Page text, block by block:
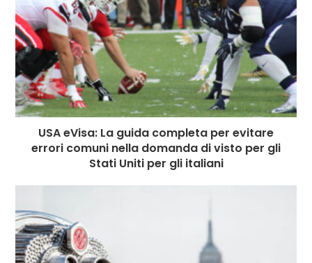
USA eVisa: La guida completa per evitare
errori comuni nella domanda di visto per gli
Stati Uniti per gli italiani